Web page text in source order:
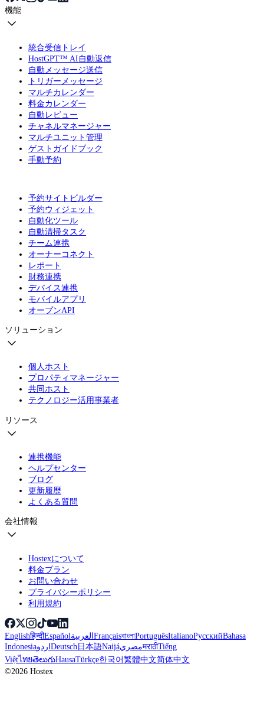
機能
統合受信トレイ
HostGPT™ AI自動返信
自動メッセージ送信
トリガーメッセージ
マルチカレンダー
料金カレンダー
自動レビュー
チャネルマネージャー
マルチユニット管理
ゲストガイドブック
手動予約
予約サイトビルダー
予約ウィジェット
自動化ツール
自動清掃タスク
チーム連携
オーナーコネクト
レポート
財務連携
デバイス連携
モバイルアプリ
オープンAPI
ソリューション
個人ホスト
プロパティマネージャー
共同ホスト
テクノロジー活用事業者
リソース
連携機能
ヘルプセンター
ブログ
更新履歴
よくある質問
会社情報
Hostexについて
料金プラン
お問い合わせ
プライバシーポリシー
利用規約
Englishहिन्दीEspañolالعربيةFrançaisবাংলাPortuguêsItalianoРусскийBahasa
IndonesiaاردوDeutsch日本語NaijáمصريमराठीTiếng
ViệtไทยతెలుగుHausaTürkçe한국어繁體中文简体中文
©2026 Hostex